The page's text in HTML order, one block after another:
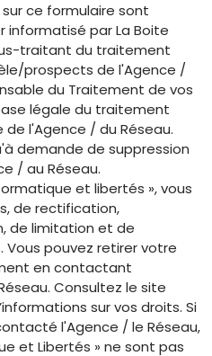
ce formulaire sont
informatisé par La Boite
traitant du traitement
prospects de l'Agence /
du Traitement de vos
légale du traitement
l'Agence / du Réseau.
demande de suppression
/ au Réseau.
et libertés », vous
de rectification,
de limitation et de
pouvez retirer votre
en contactant
Consultez le site
sur vos droits. Si
l'Agence / le Réseau,
et Libertés » ne sont pas